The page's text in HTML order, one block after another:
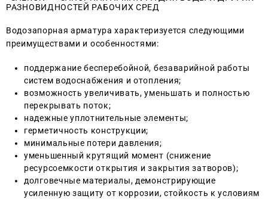
РАЗНОВИДНОСТЕЙ РАБОЧИХ СРЕД
Водозапорная арматура характеризуется следующими
преимуществами и особенностями:
поддержание бесперебойной, безаварийной работы
систем водоснабжения и отопления;
возможность увеличивать, уменьшать и полностью
перекрывать поток;
надежные уплотнительные элементы;
герметичность конструкции;
минимальные потери давления;
уменьшенный крутящий момент (снижение
ресурсоемкости открытия и закрытия затворов);
долговечные материалы, демонстрирующие
усиленную защиту от коррозии, стойкость к условиям